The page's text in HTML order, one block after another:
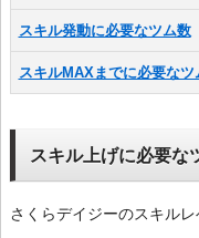
スキル発動に必要なツム数
スキルMAXまでに必要なツ
スキル上げに必要な
さくらデイジーのスキル